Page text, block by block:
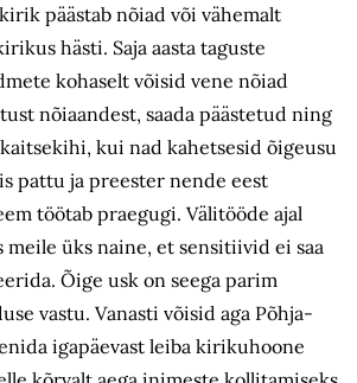
päästab nõiad või vähemalt
hästi. Saja aasta taguste
kohaselt võisid vene nõiad
nõiaandest, saada päästetud ning
kui nad kahetsesid õigeusu
pattu ja preester nende eest
töötab praegugi. Välitööde ajal
meile üks naine, et sensitiivid ei saa
Õige usk on seega parim
vastu. Vanasti võisid aga Põhja-
igapäevast leiba kirikuhoone